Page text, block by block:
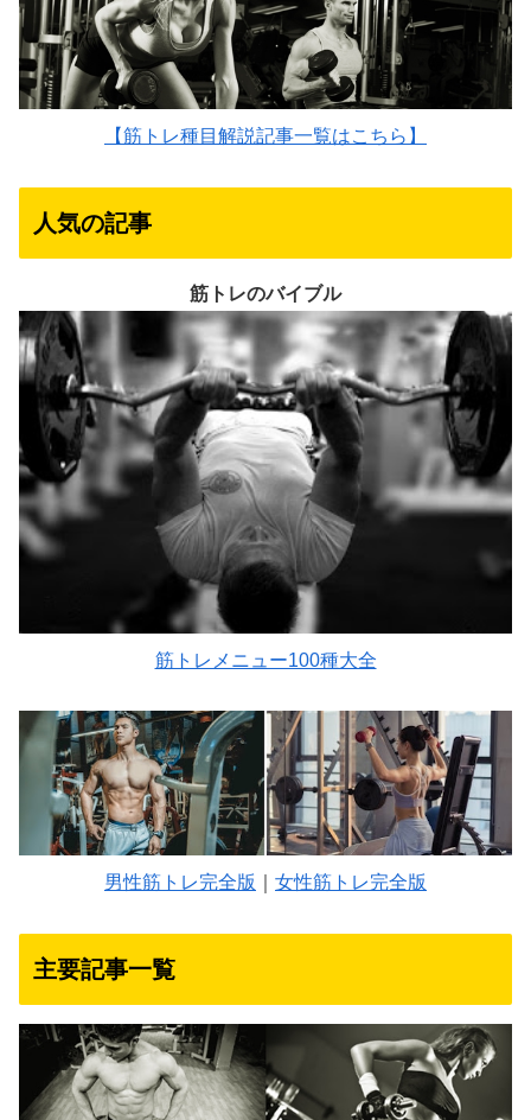
【筋トレ種目解説記事一覧はこちら】
人気の記事
筋トレのバイブル
筋トレメニュー100種大全
男性筋トレ完全版 女性筋トレ完全版
主要記事一覧